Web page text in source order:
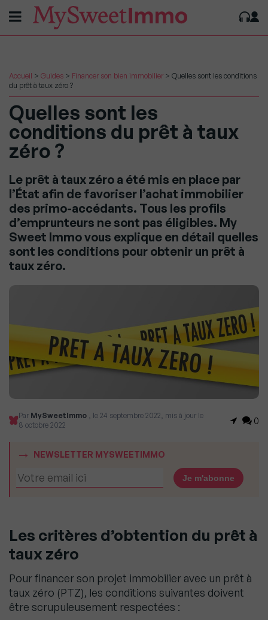
Accueil > Guides > Financer son bien immobilier > Quelles sont les conditions
du prêt à taux zéro ?
Quelles sont les
conditions du prêt à taux
zéro ?
Le prêt à taux zéro a été mis en place par
l’État afin de favoriser l’achat immobilier
des primo-accédants. Tous les profils
d’emprunteurs ne sont pas éligibles. My
Sweet Immo vous explique en détail quelles
sont les conditions pour obtenir un prêt à
taux zéro.
Par MySweetImmo , le 24 septembre 2022, mis à jour le
8 octobre 2022
0
NEWSLETTER MYSWEETIMMO
Les critères d’obtention du prêt à
taux zéro
Pour financer son projet immobilier avec un prêt à
taux zéro (PTZ), les conditions suivantes doivent
être scrupuleusement respectées :